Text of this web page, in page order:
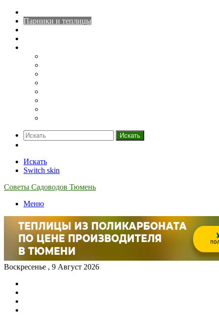
Парники и теплицы
Искать
Искать
Switch skin
Советы Садоводов Тюмень
Меню
Воскресенье , 9 Август 2026